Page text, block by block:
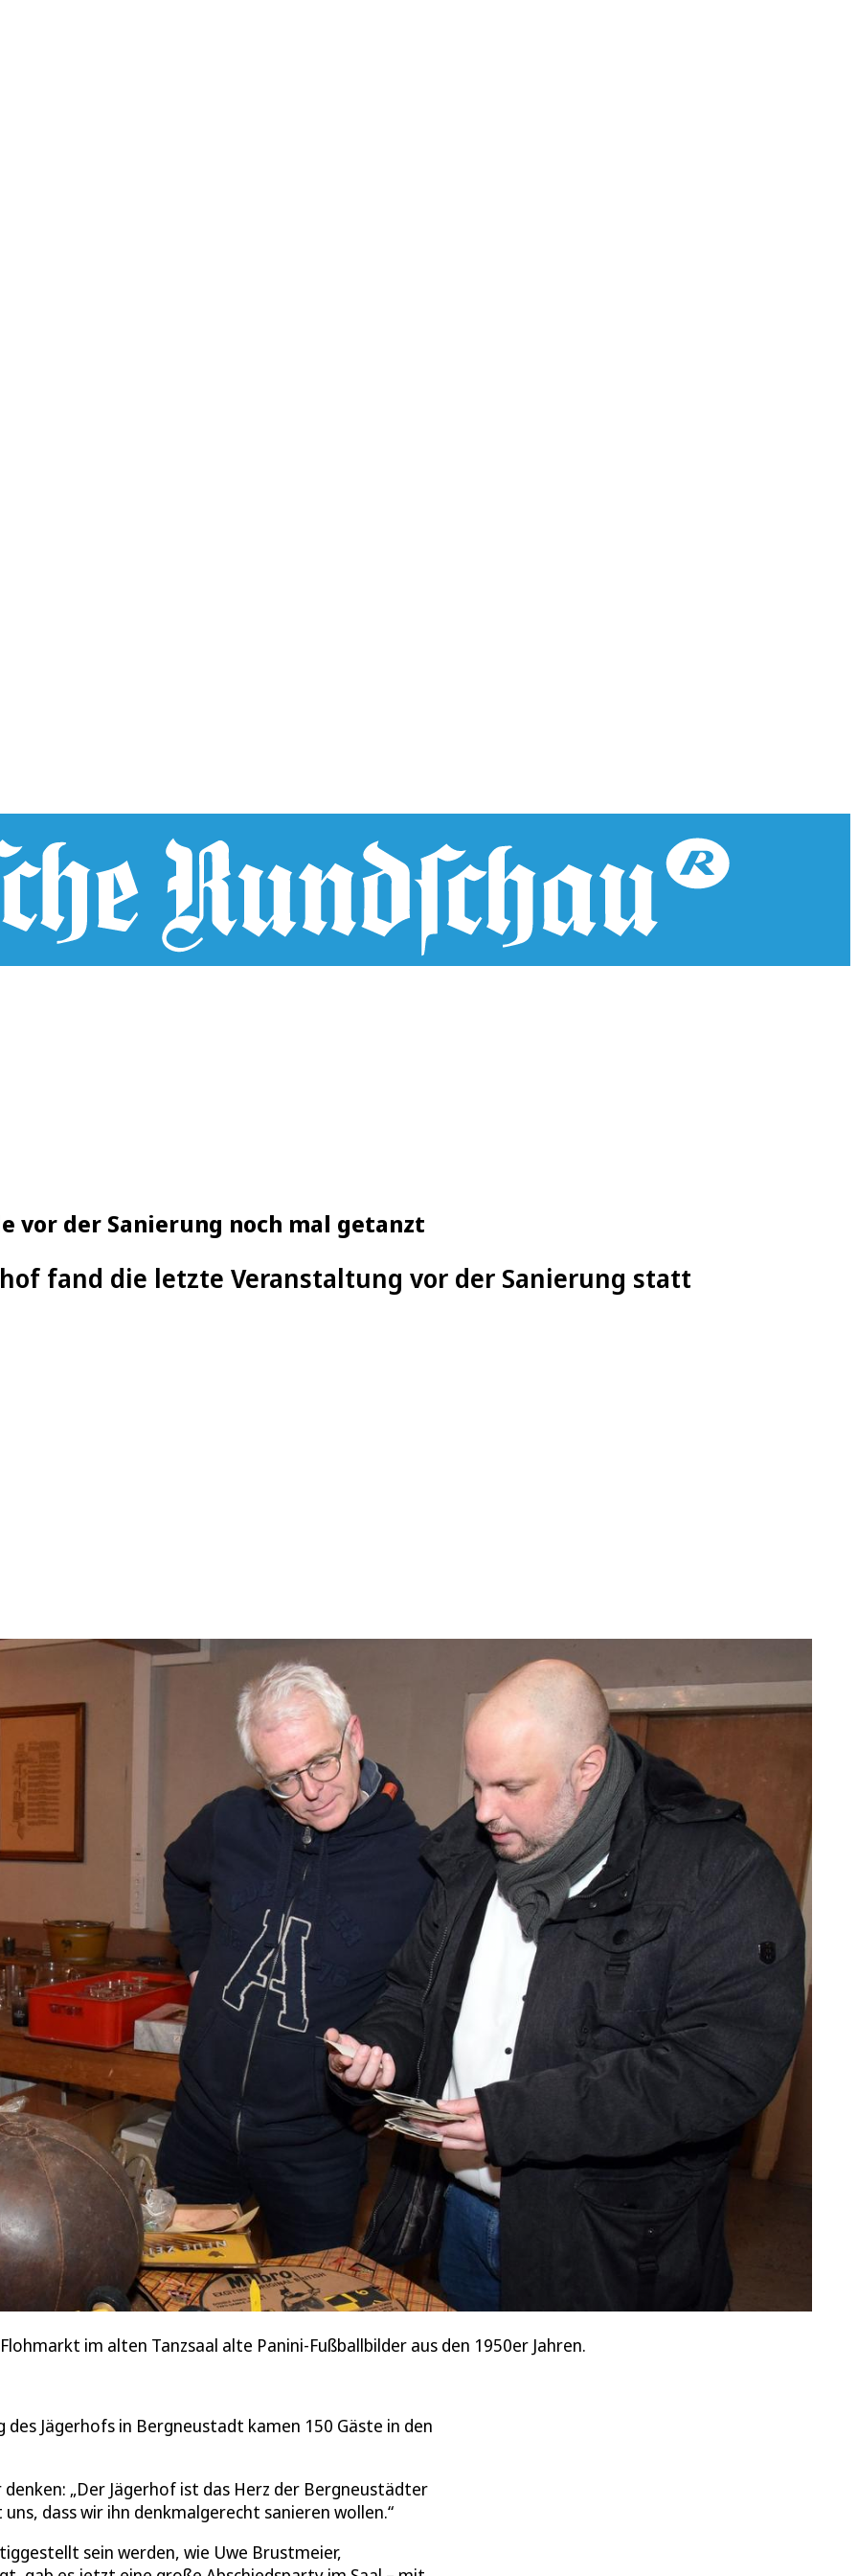
vor der Sanierung noch mal getanzt
fand die letzte Veranstaltung vor der Sanierung statt
im alten Tanzsaal alte Panini-Fußballbilder aus den 1950er Jahren.
Jägerhofs in Bergneustadt kamen 150 Gäste in den
„Der Jägerhof ist das Herz der Bergneustädter
dass wir ihn denkmalgerecht sanieren wollen.“
sein werden, wie Uwe Brustmeier,